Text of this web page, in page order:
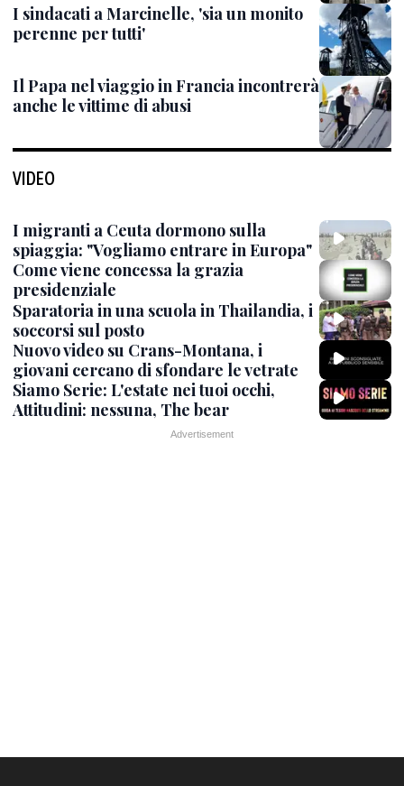
I sindacati a Marcinelle, 'sia un monito
perenne per tutti'
Il Papa nel viaggio in Francia incontrerà
anche le vittime di abusi
VIDEO
I migranti a Ceuta dormono sulla
spiaggia: "Vogliamo entrare in Europa"
Come viene concessa la grazia
presidenziale
Sparatoria in una scuola in Thailandia, i
soccorsi sul posto
Nuovo video su Crans-Montana, i
giovani cercano di sfondare le vetrate
Siamo Serie: L'estate nei tuoi occhi,
Attitudini: nessuna, The bear